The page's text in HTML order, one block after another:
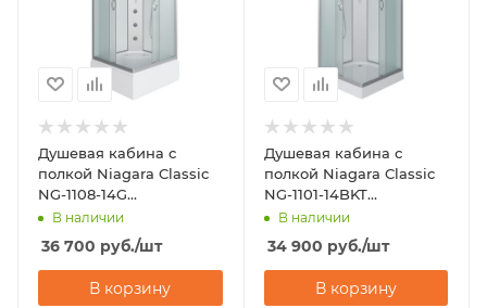
Душевая кабина с
полкой Niagara Classic
NG-1108-14G
(900х900х2150)
В наличии
36 700 руб./шт
В корзину
Душевая кабина с
полкой Niagara Classic
NG-1101-14BKT
(900х900х2100-2400)
В наличии
34 900 руб./шт
В корзину